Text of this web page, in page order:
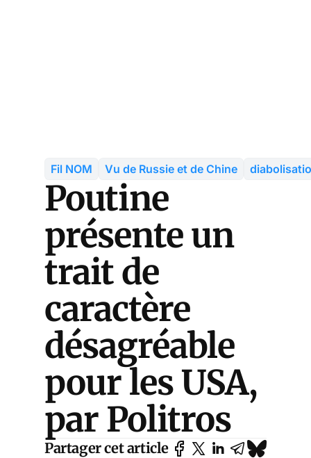
Fil NOM Vu de Russie et de Chine
Poutine
présente un
trait de
caractère
désagréable
pour les USA,
par Politros
Partager cet article